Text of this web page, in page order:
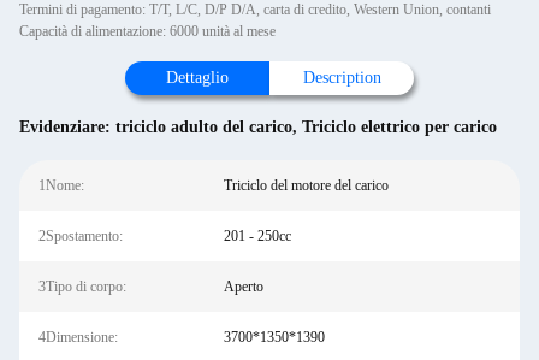
Termini di pagamento: T/T, L/C, D/P D/A, carta di credito, Western Union, contanti
Capacità di alimentazione: 6000 unità al mese
Dettaglio Description
Evidenziare: triciclo adulto del carico, Triciclo elettrico per carico
1Nome: Triciclo del motore del carico
2Spostamento: 201 - 250cc
3Tipo di corpo: Aperto
4Dimensione: 3700*1350*1390